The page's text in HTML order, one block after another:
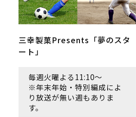
三幸製菓Presents「夢のスタ
ート」
毎週火曜よる11:10～
※年末年始・特別編成によ
り放送が無い週もありま
す。